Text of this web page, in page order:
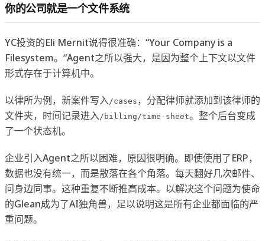
你的公司就是一个文件系统
YC投资的Eli Mernit说得很准确：“Your Company is a
Filesystem。“Agent之所以强大，是因为整个上下文以文件
形式存在于计算机中。
以律所为例，新案件写入 /cases ，分配律师就添加到该律师的
文件夹，时间记录进入 /billing/time-sheet。整个后台变成
了一个状态机。
企业引入Agent之所以困难，原因很明确。即使使用了ERP，
数据也没有统一，而是散落在各个角落。每天翻好几次邮件、
问身边同事。这种重复不断推高成本。以解决这个问题为使命
的Glean成为了AI独角兽，足以说明这是所有企业都面临的严
重问题。